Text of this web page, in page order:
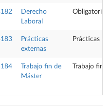
Derecho
Laboral
Obligatoria
Prácticas
externas
Prácticas
Trabajo fin de
Máster
Trabajo fin